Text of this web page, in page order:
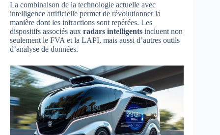
La combinaison de la technologie actuelle avec
intelligence artificielle permet de révolutionner la
manière dont les infractions sont repérées. Les
dispositifs associés aux radars intelligents incluent non
seulement le FVA et la LAPI, mais aussi d’autres outils
d’analyse de données.